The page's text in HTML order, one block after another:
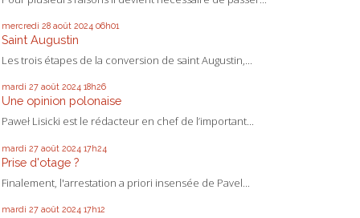
mercredi 28 août 2024 06h01
Saint Augustin
Les trois étapes de la conversion de saint Augustin,...
mardi 27 août 2024 18h26
Une opinion polonaise
Paweł Lisicki est le rédacteur en chef de l’important...
mardi 27 août 2024 17h24
Prise d'otage ?
Finalement, l'arrestation a priori insensée de Pavel...
mardi 27 août 2024 17h12